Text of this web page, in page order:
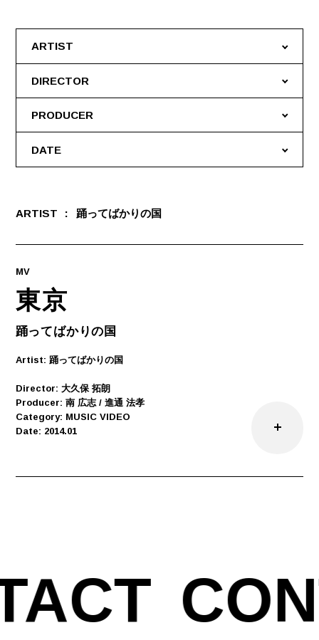
ARTIST
DIRECTOR
PRODUCER
DATE
ARTIST 踊ってばかりの国
MV
東京
踊ってばかりの国
Artist: 踊ってばかりの国
Director: 大久保 拓朗
Producer: 南 広志 / 進通 法孝
Category: MUSIC VIDEO
Date: 2014.01